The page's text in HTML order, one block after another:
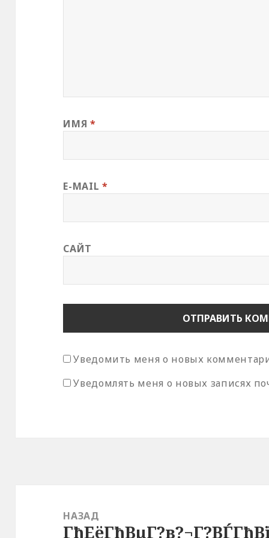
ИМЯ *
E-MAIL *
САЙТ
Уведомить меня о новых
Уведомлять меня о новых записях
записям
НАЗАД
Предыдущая